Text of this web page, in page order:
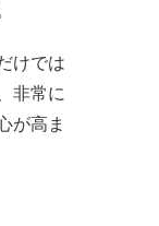
けでは
非常に
が高ま